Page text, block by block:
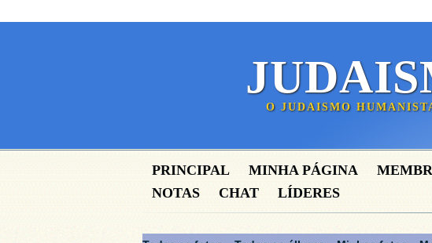
O JUDAISMO
PRINCIPAL MINHA PÁGINA
NOTAS
CHAT LÍDERES